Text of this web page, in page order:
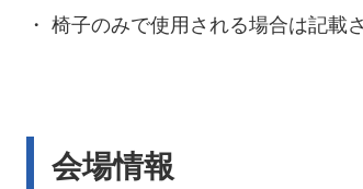
・ 椅子のみで使用される場合は記載
会場情報